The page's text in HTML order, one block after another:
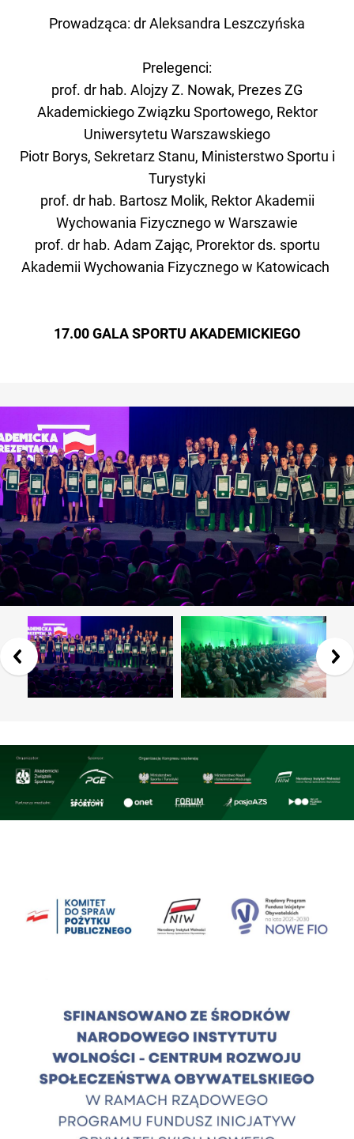
Prowadząca: dr Aleksandra Leszczyńska
Prelegenci:
prof. dr hab. Alojzy Z. Nowak, Prezes ZG
Akademickiego Związku Sportowego, Rektor
Uniwersytetu Warszawskiego
Piotr Borys, Sekretarz Stanu, Ministerstwo Sportu i
Turystyki
prof. dr hab. Bartosz Molik, Rektor Akademii
Wychowania Fizycznego w Warszawie
prof. dr hab. Adam Zając, Prorektor ds. sportu
Akademii Wychowania Fizycznego w Katowicach
17.00 GALA SPORTU AKADEMICKIEGO